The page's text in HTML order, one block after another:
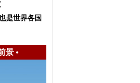
是世界各国
景•